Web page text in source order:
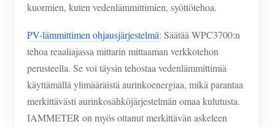
kuormien, kuten vedenlämmittimien, syöttötehoa.
PV-lämmittimen ohjausjärjestelmä: Säätää WPC3700:n
tehoa reaaliajassa mittarin mittaaman verkkotehon
perusteella. Se voi täysin tehostaa vedenlämmittimiä
käyttämällä ylimääräistä aurinkoenergiaa, mikä parantaa
merkittävästi aurinkosähköjärjestelmän omaa kulutusta.
IAMMETER on myös ottanut merkittävän askeleen